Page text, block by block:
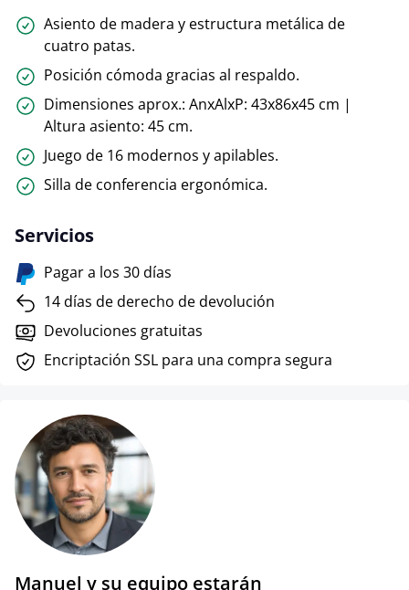
Asiento de madera y estructura metálica de
cuatro patas.
Posición cómoda gracias al respaldo.
Dimensiones aprox.: AnxAlxP: 43x86x45 cm |
Altura asiento: 45 cm.
Juego de 16 modernos y apilables.
Silla de conferencia ergonómica.
Servicios
Pagar a los 30 días
14 días de derecho de devolución
Devoluciones gratuitas
Encriptación SSL para una compra segura
Manuel y su equipo estarán